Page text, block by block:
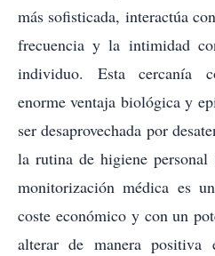
más sofisticada, interactúa
frecuencia y la intimidad
individuo. Esta cercanía
enorme ventaja biológica y
ser desaprovechada por
la rutina de higiene
monitorización médica es
coste económico y con un
alterar de manera